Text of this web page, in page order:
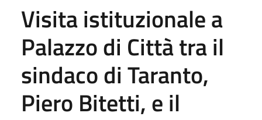
Visita istituzionale a
Palazzo di Città tra il
sindaco di Taranto,
Piero Bitetti, e il